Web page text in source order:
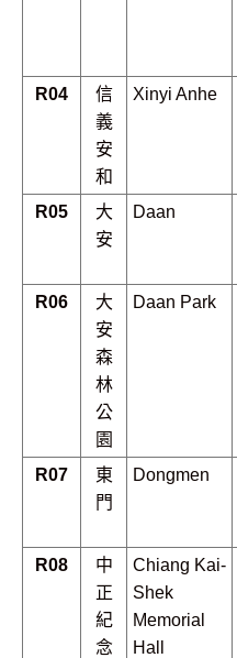
R04
信
義
安
和
Xinyi Anhe
R05
大
安
Daan
R06
大
安
森
林
公
園
Daan Park
R07
東
門
Dongmen
R08
中
正
紀
念
Chiang Kai-
Shek
Memorial
Hall